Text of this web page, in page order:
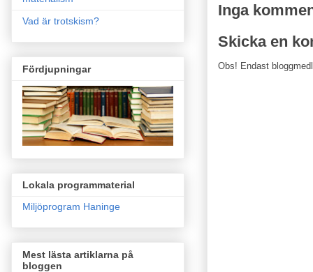
Inga
Skicka en
Obs! Endast
Vad är trotskism?
Fördjupningar
Lokala programmaterial
Miljöprogram Haninge
Mest lästa artiklarna på
bloggen